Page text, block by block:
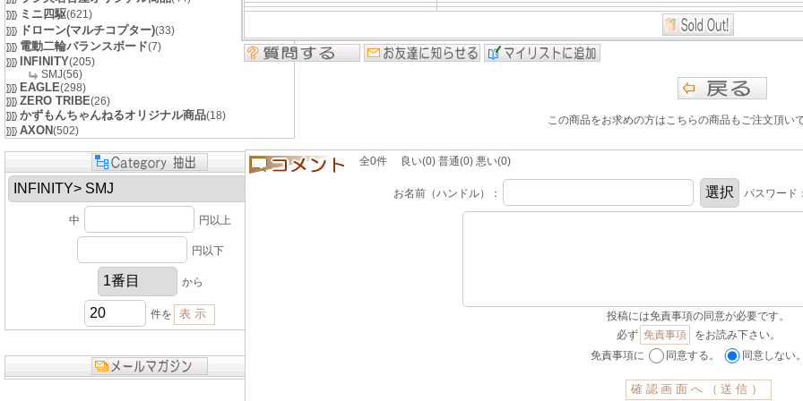
ミニ四駆(621)
ドローン(マルチコプター)(33)
電動二輪バランスボード(7)
INFINITY(205)
SMJ(56)
EAGLE(298)
ZERO TRIBE(26)
かずもんちゃんねるオリジナル商品(18)
AXON(502)
中 円以上
円以下
から
件を
この商品をお求めの方はこちらの商品もご注文頂い
全0件 良い(0) 普通(0) 悪い(0)
お名前（ハンドル）： パスワード：
投稿には免責事項の同意が必要です。
必ず 免責事項
をお読み下さい。
免責事項に
同意する。 同意しない。